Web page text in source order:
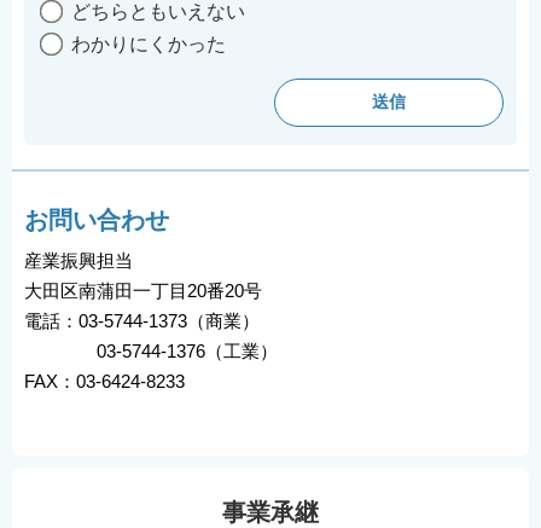
どちらともいえない
わかりにくかった
お問い合わせ
産業振興担当
大田区南蒲田一丁目20番20号
電話：03-5744-1373（商業）
03-5744-1376（工業）
FAX：03-6424-8233
事業承継